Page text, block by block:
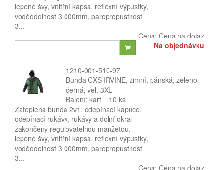
lepené švy, vnitřní kapsa, reflexní výpustky,
voděodolnost 3 000mm, paropropustnost
3...
Cena: Cena na dotaz
Na objednávku
1210-001-510-97
Bunda CXS IRVINE, zimní, pánská, zeleno-
černá, vel. 3XL
Balení: kart = 10 ks
Zateplená bunda 2v1, odepínací kapuce,
odepínací rukávy, rukávy a dolní okraj
zakončeny regulovatelnou manžetou,
lepené švy, vnitřní kapsa, reflexní výpustky,
voděodolnost 3 000mm, paropropustnost
3...
Cena: Cena na dotaz